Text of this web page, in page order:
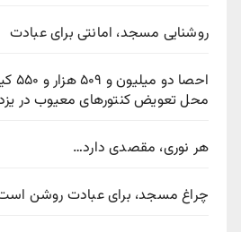
روشنایی مسجد، امانتی برای عبادت
محل تعویض کنتورهای معیوب در
هر نوری، مقصدی دارد…
چراغ مسجد، برای عبادت روشن